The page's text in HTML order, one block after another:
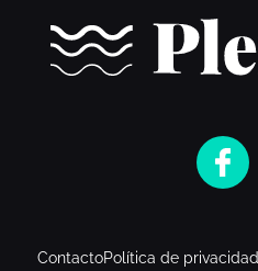
ContactoPolítica de privacidad